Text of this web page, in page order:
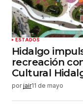
Enviar
ESTADOS
Hidalgo
recreación
Cultural
por jair11 de mayo